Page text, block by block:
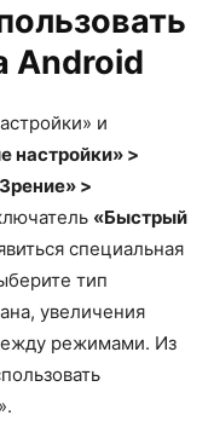
Android
и
настройки» >
>
«Быстрый
специальная
тип
увеличения
режимами. Из